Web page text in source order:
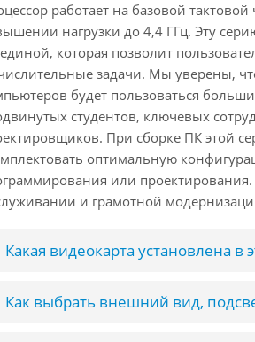
работает на базовой
нагрузки до 4,4 ГГц. Эту
которая позволит
задачи. Мы уверены,
будет пользоваться
студентов, ключевых
При сборке ПК этой
оптимальную
или
и грамотной
Какая видеокарта установлена в
Как выбрать внешний вид,